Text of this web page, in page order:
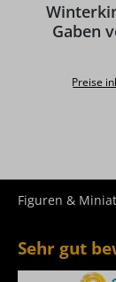
Gaben
Preise
Figuren &
Sehr gut